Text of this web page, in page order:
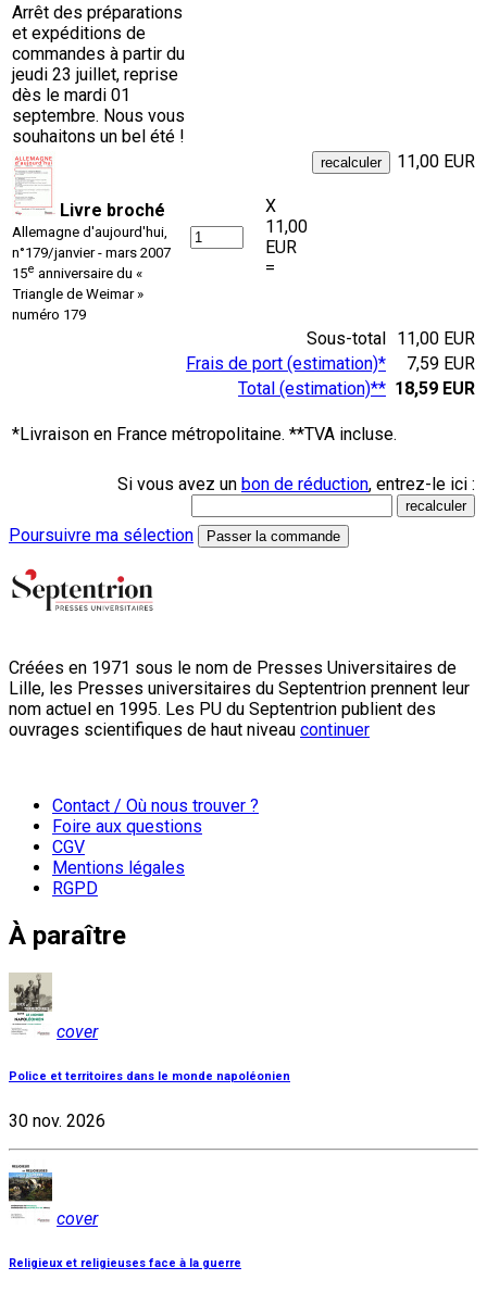
Arrêt des préparations
et expéditions de
commandes à partir du
jeudi 23 juillet, reprise
dès le mardi 01
septembre. Nous vous
souhaitons un bel été !
Livre broché
Allemagne d'aujourd'hui,
n°179/janvier - mars 2007
15e anniversaire du «
Triangle de Weimar »
numéro 179
X
11,00
EUR
=
11,00 EUR
Sous-total 11,00 EUR
Frais de port (estimation)*
7,59 EUR
Total (estimation)** 18,59 EUR
*Livraison en France métropolitaine. **TVA incluse.
Si vous avez un bon de réduction, entrez-le ici :
Poursuivre ma sélection Passer la commande
Créées en 1971 sous le nom de Presses Universitaires de
Lille, les Presses universitaires du Septentrion prennent leur
nom actuel en 1995. Les PU du Septentrion publient des
ouvrages scientifiques de haut niveau continuer
Contact / Où nous trouver ?
Foire aux questions
CGV
Mentions légales
RGPD
À paraître
cover
Police et territoires dans le monde napoléonien
30 nov. 2026
cover
Religieux et religieuses face à la guerre